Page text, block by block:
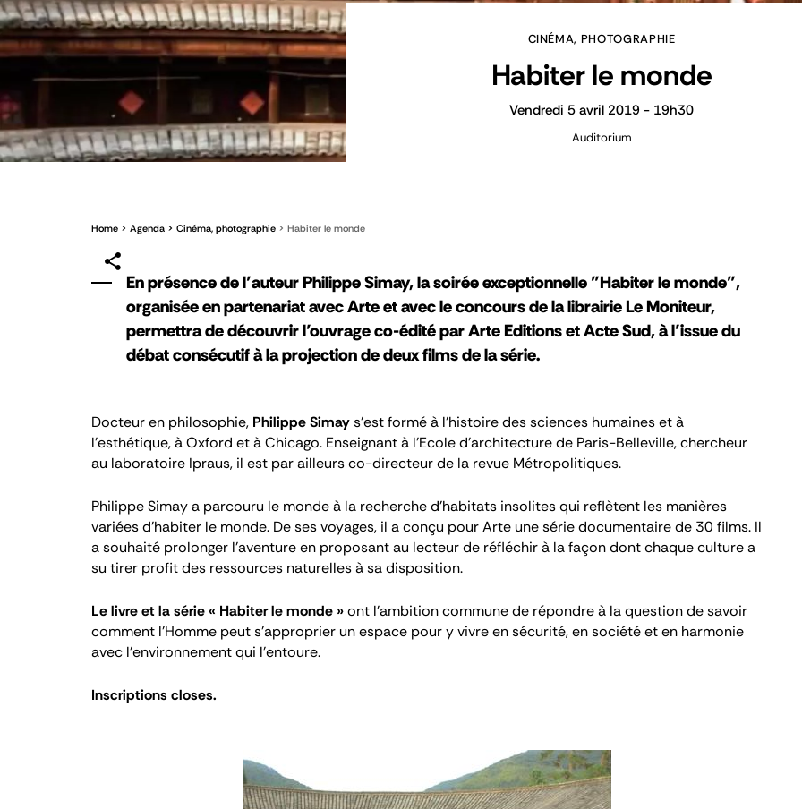
CINÉMA, PHOTOGRAPHIE
Habiter le monde
Vendredi 5 avril 2019 - 19h30
Auditorium
Home Agenda Cinéma, photographie Habiter le monde
En présence de l’auteur Philippe Simay, la soirée exceptionnelle "Habiter le monde",
organisée en partenariat avec Arte et avec le concours de la librairie Le Moniteur,
permettra de découvrir l’ouvrage co-édité par Arte Editions et Acte Sud, à l’issue du
débat consécutif à la projection de deux films de la série.
Docteur en philosophie, Philippe Simays’est formé à l’histoire des sciences humaines et à
l’esthétique, à Oxford et à Chicago. Enseignant à l’Ecole d’architecture de Paris-Belleville, chercheur
au laboratoire Ipraus, il est par ailleurs co-directeur de la revue Métropolitiques.
Philippe Simay a parcouru le monde à la recherche d’habitats insolites qui reflètent les manières
variées d’habiter le monde. De ses voyages, il a conçu pour Arte une série documentaire de 30 films. Il
a souhaité prolonger l’aventure en proposant au lecteur de réfléchir à la façon dont chaque culture a
su tirer profit des ressources naturelles à sa disposition.
Le livre et la série « Habiter le monde »ont l’ambition commune de répondre à la question de savoir
comment l’Homme peut s’approprier un espace pour y vivre en sécurité, en société et en harmonie
avec l’environnement qui l’entoure.
Inscriptions closes.